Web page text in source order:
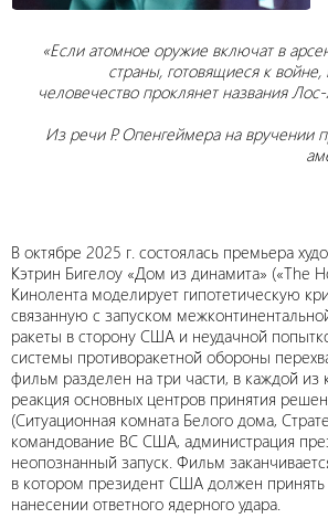
«Если атомное оружие включат в
страны, готовящиеся к войне,
человечество проклянет названия
Из речи Р. Опенгеймера на вручении
В октябре 2025 г. состоялась премьера
Кэтрин Бигелоу «Дом из динамита» («The
Кинолента моделирует гипотетическую
связанную с запуском
ракеты в сторону США и неудачной
системы противоракетной обороны
фильм разделен на три части, в каждой из
реакция основных центров принятия
(Ситуационная комната Белого дома,
командование ВС США, администрация
неопознанный запуск. Фильм
в котором президент США должен
нанесении ответного ядерного удара.